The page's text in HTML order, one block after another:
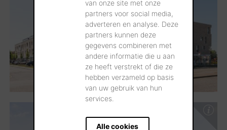
van onze site met onze
partners voor social media,
adverteren en analyse. Deze
partners kunnen deze
gegevens combineren met
andere informatie die u aan
ze heeft verstrekt of die ze
hebben verzameld op basis
van uw gebruik van hun
services.
Alle cookies